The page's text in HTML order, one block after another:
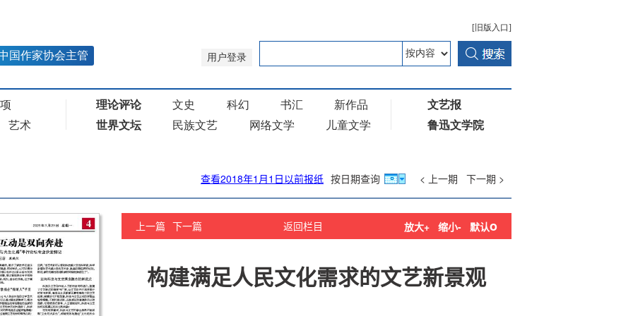
查看2018年1月1日以前报纸 按日期查询 < 上一期 下一期 >
返回栏目
上一篇 下一篇 放大+ 缩小- 默认o
构建满足人民文化需求的文艺新景观